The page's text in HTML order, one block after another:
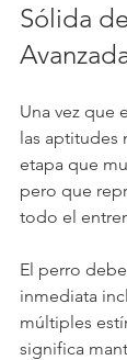
Sólida
Una vez que
las aptitudes
etapa que
pero que
todo el
El perro
inmediata
múltiples
significa